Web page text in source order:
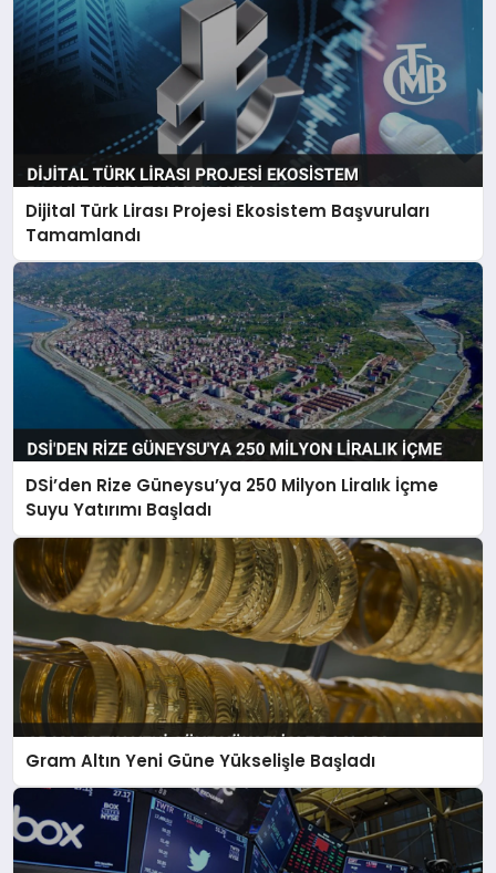
Dijital Türk Lirası Projesi Ekosistem Başvuruları
Tamamlandı
DSİ’den Rize Güneysu’ya 250 Milyon Liralık İçme
Suyu Yatırımı Başladı
Gram Altın Yeni Güne Yükselişle Başladı